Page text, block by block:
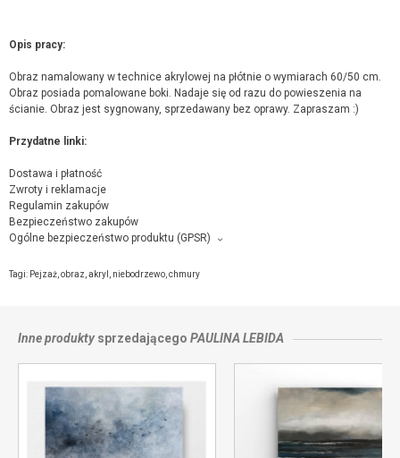
Opis pracy:
Obraz namalowany w technice akrylowej na płótnie o wymiarach 60/50 cm.
Obraz posiada pomalowane boki. Nadaje się od razu do powieszenia na
ścianie. Obraz jest sygnowany, sprzedawany bez oprawy. Zapraszam :)
Przydatne linki:
Dostawa i płatność
Zwroty i reklamacje
Regulamin zakupów
Bezpieczeństwo zakupów
Ogólne bezpieczeństwo produktu (GPSR)
Niebieska pracownia, Norwida 4/43, 38-300 Gorlice,
Tagi: Pejzaż obraz akryl niebodrzewo chmury
Inne produktysprzedającego PAULINA LEBIDA